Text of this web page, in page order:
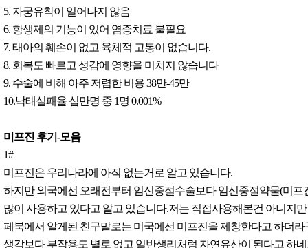
5. 자궁유착이 일어나지 않음
6. 항생제의 기능이 있어 염증치료 불필요
7. 태아의 훼손이 없고 육체적 고통이 없습니다.
8. 회복도 빠르고 성감에 영향을 미치지 않습니다
9. 수술에 비해 아주 저렴한 비용 38만-45만
10.낙태실패율 십만명 중 1명 0.001%
미프진 후기-모음
1#
미프진은 우리나라에 아직 없는거로 알고 있습니다.
하지만 외국에선 오래전부터 임신중절수술보다 임신중절약물(미프
많이 사용하고 있다고 알고 있습니다.저는 직접사용해본건 아니지만
페북에서 알게된 친구말로는 미국에선 미프진을 제창한다고 하더라
생각보다 부작용도 별로 없고 일반생리처럼 자연유산이 된다고 하